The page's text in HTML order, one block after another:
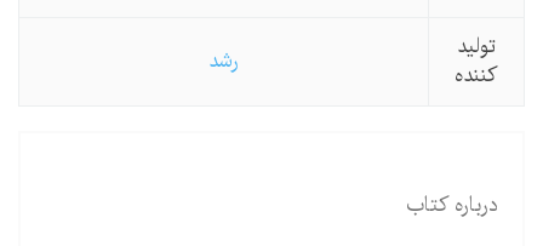
تولید
كننده
درباره کتاب